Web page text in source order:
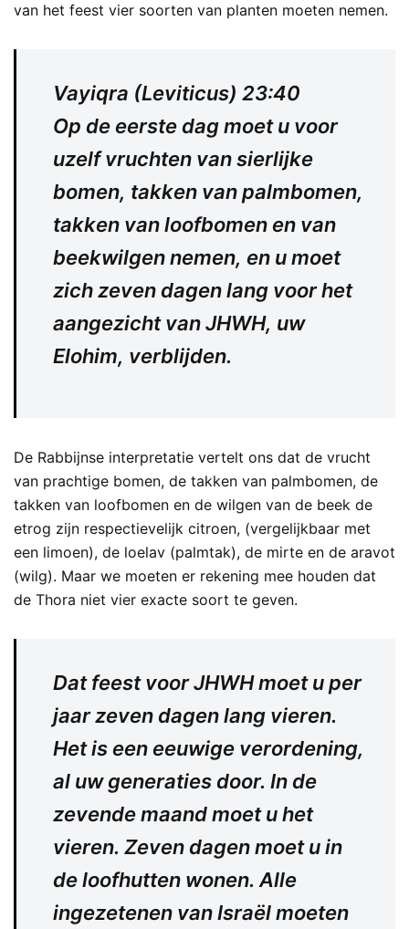
van het feest vier soorten van planten moeten nemen.
Vayiqra (Leviticus) 23:40
Op de eerste dag moet u voor
uzelf vruchten van sierlijke
bomen, takken van palmbomen,
takken van loofbomen en van
beekwilgen nemen, en u moet
zich zeven dagen lang voor het
aangezicht van JHWH, uw
Elohim, verblijden.
De Rabbijnse interpretatie vertelt ons dat de vrucht
van prachtige bomen, de takken van palmbomen, de
takken van loofbomen en de wilgen van de beek de
etrog zijn respectievelijk citroen, (vergelijkbaar met
een limoen), de loelav (palmtak), de mirte en de aravot
(wilg). Maar we moeten er rekening mee houden dat
de Thora niet vier exacte soort te geven.
Dat feest voor JHWH moet u per
jaar zeven dagen lang vieren.
Het is een eeuwige verordening,
al uw generaties door. In de
zevende maand moet u het
vieren. Zeven dagen moet u in
de loofhutten wonen. Alle
ingezetenen van Israël moeten